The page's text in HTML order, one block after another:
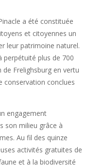
a été constituée
et citoyennes un
leur patrimoine naturel.
perpétuité plus de 700
Frelighsburg en vertu
conservation conclues
engagement
son milieu grâce à
Au fil des quinze
activités gratuites de
et à la biodiversité